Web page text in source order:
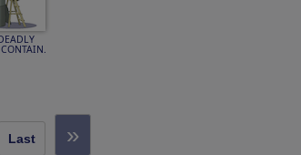
Last »